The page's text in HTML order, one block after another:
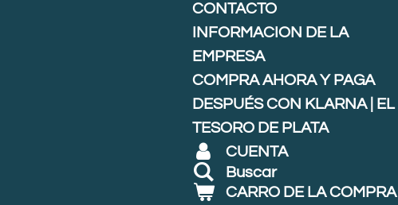
CONTACTO
INFORMACION DE LA
EMPRESA
COMPRA AHORA Y PAGA
DESPUÉS CON KLARNA | EL
TESORO DE PLATA
CUENTA
Buscar
CARRO DE LA COMPRA